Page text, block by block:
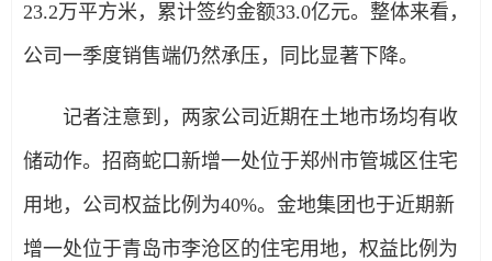
23.2万平方米，累计签约金额33.0亿元。整体来看，
公司一季度销售端仍然承压，同比显著下降。
记者注意到，两家公司近期在土地市场均有收
储动作。招商蛇口新增一处位于郑州市管城区住宅
用地，公司权益比例为40%。金地集团也于近期新
增一处位于青岛市李沧区的住宅用地，权益比例为